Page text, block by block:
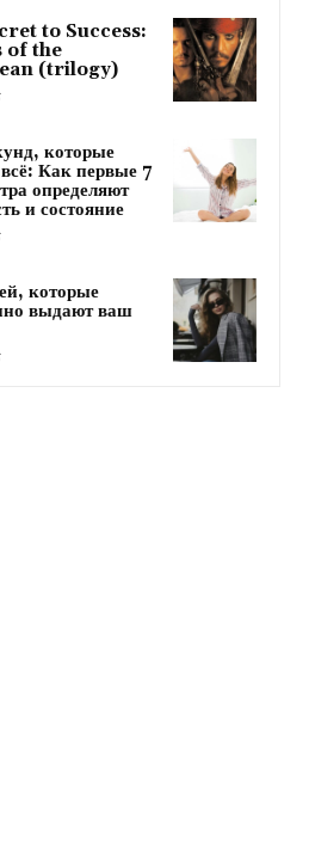
to Success:
of the
(trilogy)
которые
Как первые 7
определяют
и состояние
которые
выдают ваш